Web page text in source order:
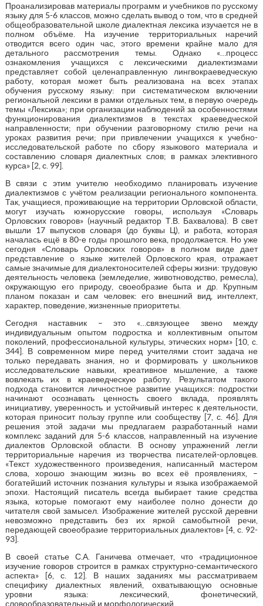
Проанализировав материалы программ и учебников по русскому
языку для 5-6 классов, можно сделать вывод о том, что в средней
общеобразовательной школе диалектная лексика изучается не в
полном объёме. На изучение территориальных наречий
отводится всего один час, этого времени крайне мало для
детального рассмотрения темы. Однако «…процесс
ознакомления учащихся с лексическими диалектизмами
представляет собой целенаправленную лингвокраеведческую
работу, которая может быть реализована на всех этапах
обучения русскому языку: при систематическом включении
региональной лексики в рамки отдельных тем, в первую очередь
темы «Лексика»; при организации наблюдений за особенностями
функционирования диалектизмов в текстах краеведческой
направленности; при обучении разговорному стилю речи на
уроках развития речи; при привлечении учащихся к учебно-
исследовательской работе по сбору языкового материала и
составлению словаря диалектных слов; в рамках элективного
курса» [2, с. 99].
В связи с этим учителю необходимо планировать изучение
диалектизмов с учётом реализации регионального компонента.
Так, учащиеся, проживающие на территории Орловской области,
могут изучать южнорусские говоры, используя «Словарь
Орловских говоров» (научный редактор Т.В. Бахвалова). В свет
вышли 17 выпусков словаря (до буквы Ц), и работа, которая
началась ещё в 80-е годы прошлого века, продолжается. Но уже
сегодня «Словарь Орловских говоров» в полном виде дает
представление о языке жителей Орловского края, отражает
самые значимые для диалектоносителей сферы жизни: трудовую
деятельность человека (земледелие, животноводство, ремесла),
окружающую его природу, своеобразие быта и др. Крупным
планом показан и сам человек: его внешний вид, интеллект,
характер, поведение, жизненные приоритеты.
Сегодня наставник – это «…связующее звено между
индивидуальным опытом подростка и коллективным опытом
поколений, профессиональной культуры, этических норм» [10, с.
344]. В современном мире перед учителями стоит задача не
только передавать знания, но и формировать у школьников
исследовательские навыки, креативное мышление, а также
вовлекать их в краеведческую работу. Результатом такого
подхода становится личностное развитие учащихся: подростки
начинают осознавать ценность своего вклада, проявлять
инициативу, уверенность и устойчивый интерес к деятельности,
которая приносит пользу группе или сообществу [7, с. 46]. Для
решения этой задачи мы предлагаем разработанный нами
комплекс заданий для 5-6 классов, направленный на изучение
диалектов Орловской области. В основу упражнений легли
территориальные наречия из творчества писателей-орловцев.
«Текст художественного произведения, написанный мастером
слова, хорошо знающим жизнь во всех её проявлениях, –
богатейший источник познания культуры и языка изображаемой
эпохи. Настоящий писатель всегда выбирает такие средства
языка, которые помогают ему наиболее полно донести до
читателя свой замысел. Изображение жителей русской деревни
невозможно представить без их яркой самобытной речи,
передающей своеобразие территориальных диалектов» [4, с. 92-
93].
В своей статье С.А. Ганичева отмечает, что «традиционное
изучение говоров строится в рамках структурно-семантического
аспекта» [6, с. 12]. В наших заданиях мы рассматриваем
специфику диалектных явлений, охватывающую основные
уровни языка: лексический, фонетический,
словообразовательный и морфологический.